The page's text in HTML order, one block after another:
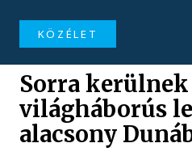
KÖZÉLET
Sorra
világháborús
alacsony